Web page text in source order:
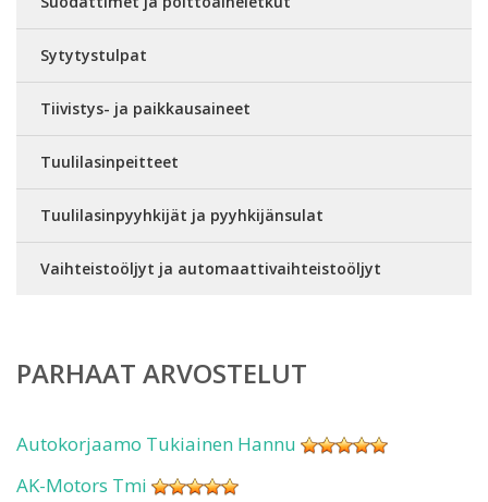
Sytytystulpat
Tiivistys- ja paikkausaineet
Tuulilasinpeitteet
Tuulilasinpyyhkijät ja pyyhkijänsulat
Vaihteistoöljyt ja automaattivaihteistoöljyt
PARHAAT ARVOSTELUT
Autokorjaamo Tukiainen Hannu
AK-Motors Tmi